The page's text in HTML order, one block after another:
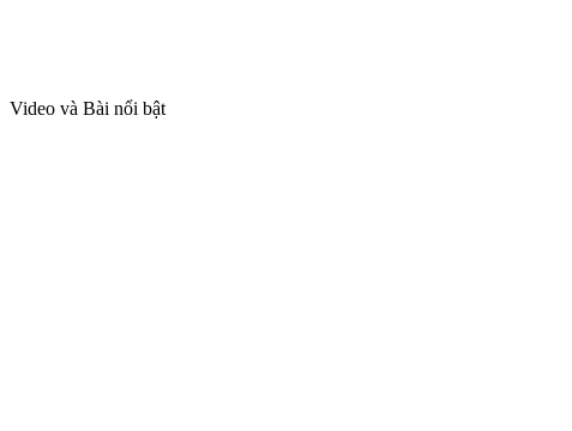
Video và Bài nổi bật